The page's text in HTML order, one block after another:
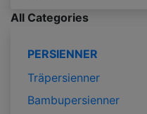
All Categories
PERSIENNER
Träpersienner
Bambupersienner